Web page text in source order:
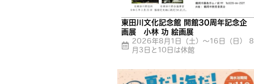
東田川文化記念館 開館30周年記念企
画展 小林 功 絵画展
2026年8月1日（土）～16日（日） 8
月3日と10日は休館